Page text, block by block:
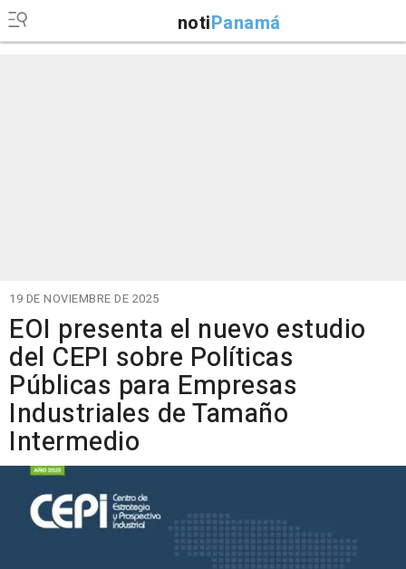
notiPanamá
19 DE NOVIEMBRE DE 2025
EOI presenta el nuevo estudio
del CEPI sobre Políticas
Públicas para Empresas
Industriales de Tamaño
Intermedio